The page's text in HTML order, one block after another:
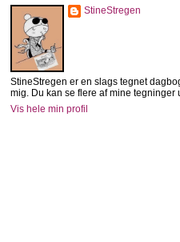
StineStregen
StineStregen er en slags tegnet
mig. Du kan se flere af mine tegninger
Vis hele min profil